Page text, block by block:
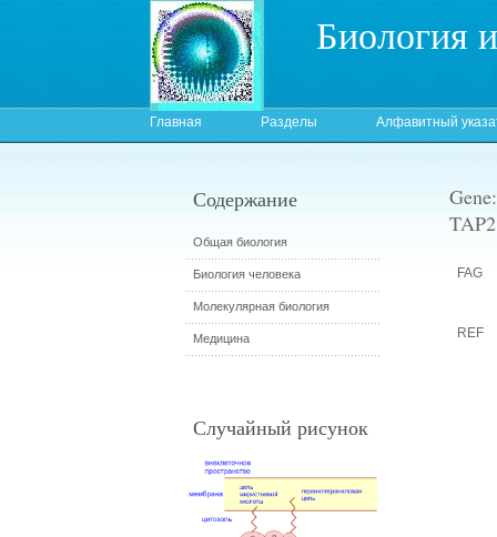
Биология
Главная Разделы Алфавитный
FAG
REF
Содержание
Общая биология
Биология человека
Молекулярная биология
Медицина
Случайный рисунок